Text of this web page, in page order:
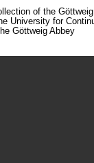
of the
University for
Göttweig Abbey